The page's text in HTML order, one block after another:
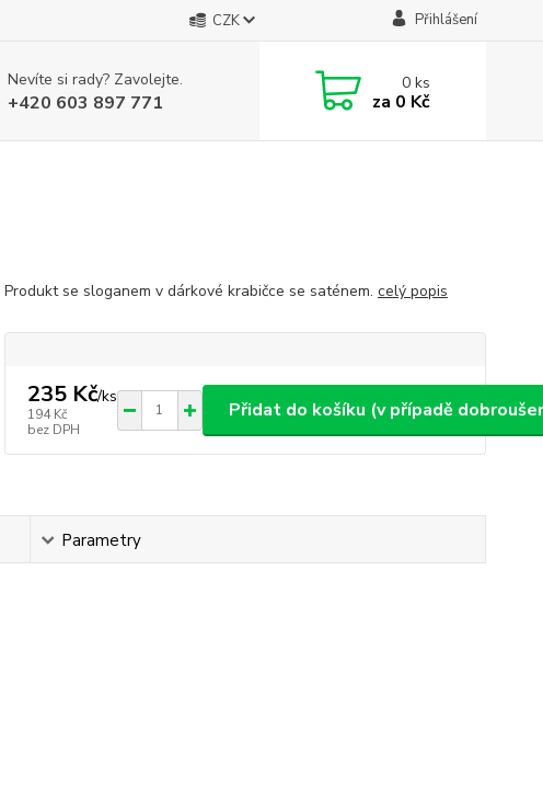
CZK Přihlášení
Nevíte si rady? Zavolejte.
+420 603 897 771
0ks
za 0 Kč
Produkt se sloganem v dárkové krabičce se saténem. celý popis
235 Kč/ks
194 Kč
bez DPH
Přidat do košíku (v případě
Parametry